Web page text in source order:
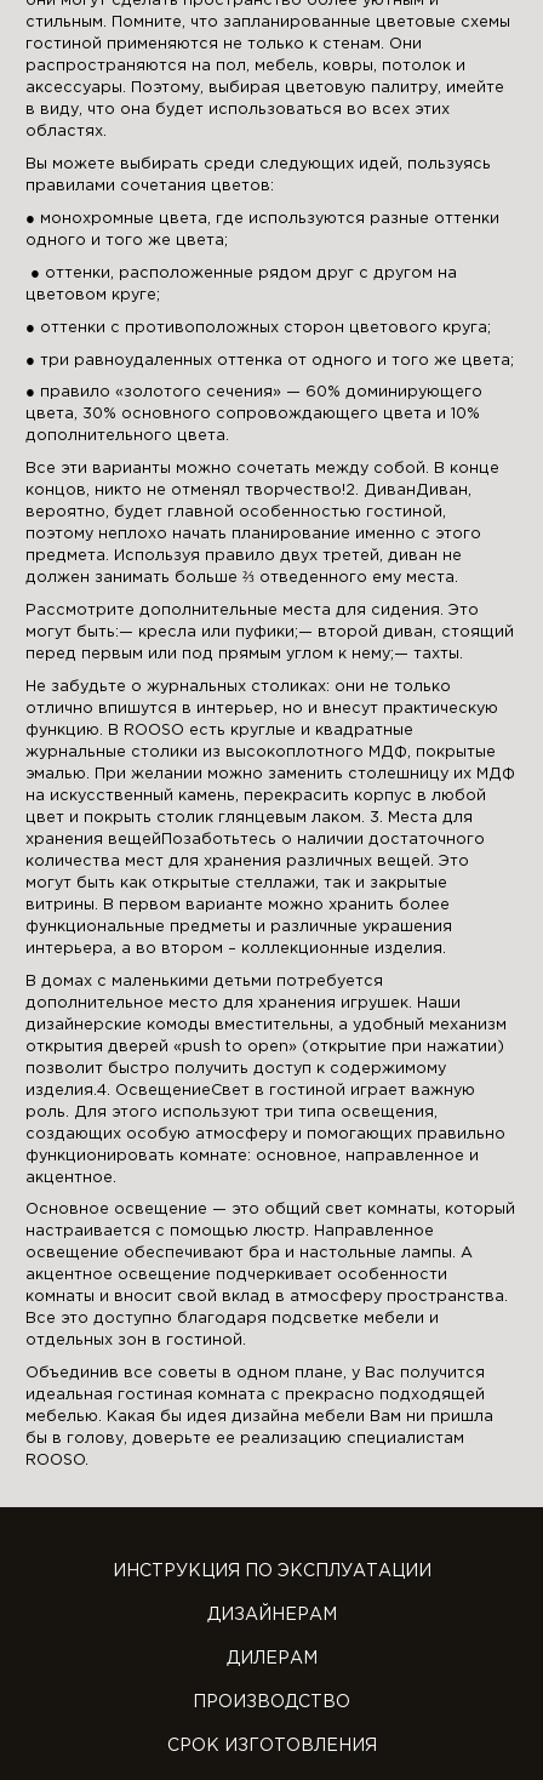
стильным. Помните, что запланированные цветовые схемы
гостиной применяются не только к стенам. Они
распространяются на пол, мебель, ковры, потолок и
аксессуары. Поэтому, выбирая цветовую палитру, имейте
в виду, что она будет использоваться во всех этих
областях.
Вы можете выбирать среди следующих идей, пользуясь
правилами сочетания цветов:
● монохромные цвета, где используются разные оттенки
одного и того же цвета;
● оттенки, расположенные рядом друг с другом на
цветовом круге;
● оттенки с противоположных сторон цветового круга;
● три равноудаленных оттенка от одного и того же цвета;
● правило «золотого сечения» — 60% доминирующего
цвета, 30% основного сопровождающего цвета и 10%
дополнительного цвета.
Все эти варианты можно сочетать между собой. В конце
концов, никто не отменял творчество!2. ДиванДиван,
вероятно, будет главной особенностью гостиной,
поэтому неплохо начать планирование именно с этого
предмета. Используя правило двух третей, диван не
должен занимать больше ⅔ отведенного ему места.
Рассмотрите дополнительные места для сидения. Это
могут быть:— кресла или пуфики;— второй диван, стоящий
перед первым или под прямым углом к нему;— тахты.
Не забудьте о журнальных столиках: они не только
отлично впишутся в интерьер, но и внесут практическую
функцию. В ROOSO есть круглые и квадратные
журнальные столики из высокоплотного МДФ, покрытые
эмалью. При желании можно заменить столешницу их МДФ
на искусственный камень, перекрасить корпус в любой
цвет и покрыть столик глянцевым лаком. 3. Места для
хранения вещейПозаботьтесь о наличии достаточного
количества мест для хранения различных вещей. Это
могут быть как открытые стеллажи, так и закрытые
витрины. В первом варианте можно хранить более
функциональные предметы и различные украшения
интерьера, а во втором – коллекционные изделия.
В домах с маленькими детьми потребуется
дополнительное место для хранения игрушек. Наши
дизайнерские комоды вместительны, а удобный механизм
открытия дверей «push to open» (открытие при нажатии)
позволит быстро получить доступ к содержимому
изделия.4. ОсвещениеСвет в гостиной играет важную
роль. Для этого используют три типа освещения,
создающих особую атмосферу и помогающих правильно
функционировать комнате: основное, направленное и
акцентное.
Основное освещение — это общий свет комнаты, который
настраивается с помощью люстр. Направленное
освещение обеспечивают бра и настольные лампы. А
акцентное освещение подчеркивает особенности
комнаты и вносит свой вклад в атмосферу пространства.
Все это доступно благодаря подсветке мебели и
отдельных зон в гостиной.
Объединив все советы в одном плане, у Вас получится
идеальная гостиная комната с прекрасно подходящей
мебелью. Какая бы идея дизайна мебели Вам ни пришла
бы в голову, доверьте ее реализацию специалистам
ROOSO.
ИНСТРУКЦИЯ ПО ЭКСПЛУАТАЦИИ
ДИЗАЙНЕРАМ
ДИЛЕРАМ
ПРОИЗВОДСТВО
СРОК ИЗГОТОВЛЕНИЯ